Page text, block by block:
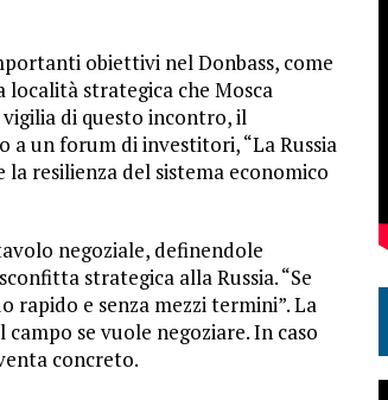
obiettivi nel Donbass, come
località strategica che Mosca
di questo incontro, il
un forum di investitori, “La Russia
resilienza del sistema economico
negoziale, definendole
strategica alla Russia. “Se
rapido e senza mezzi termini”. La
se vuole negoziare. In caso
concreto.